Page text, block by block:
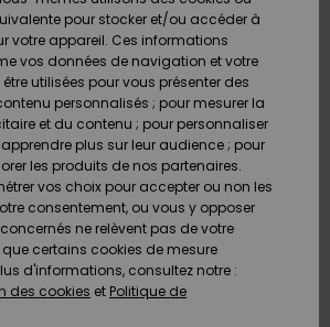
Tongs
Tongs
Quiksilver
pour stocker et/ou accéder à
votre appareil. Ces informations
vos données de navigation et votre
utilisées pour vous présenter des
personnalisés ; pour mesurer la
et du contenu ; pour personnaliser
plus sur leur audience ; pour
les produits de nos partenaires.
vos choix pour accepter ou non les
consentement, ou vous y opposer
ne relèvent pas de votre
certains cookies de mesure
d'informations, consultez notre :
des cookies et Politique de